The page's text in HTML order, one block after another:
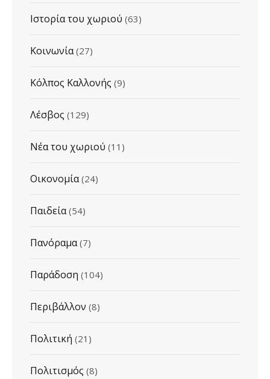
Ιστορία του χωριού (63)
Κοινωνία(27)
Κόλπος Καλλονής (9)
Λέσβος (129)
Νέα του χωριού (11)
Οικονομία(24)
Παιδεία(54)
Πανόραμα(7)
Παράδοση (104)
Περιβάλλον (8)
Πολιτική (21)
Πολιτισμός (8)